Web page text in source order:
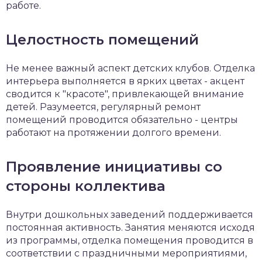
работе.
Целостность помещений
Не менее важный аспект детских клубов. Отделка
интерьера выполняется в ярких цветах - акцент
сводится к "красоте", привлекающей внимание
детей. Разумеется, регулярный ремонт
помещений проводится обязательно - центры
работают на протяжении долгого времени.
Проявление инициативы со
стороны коллектива
Внутри дошкольных заведений поддерживается
постоянная активность. Занятия меняются исходя
из программы, отделка помещения проводится в
соответствии с праздничными мероприятиями,